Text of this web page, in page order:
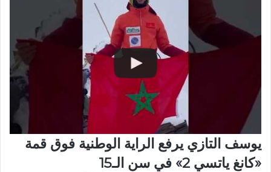
يوسف التازي يرفع الراية الوطنية فوق قمة
«كانغ ياتسي 2» في سن الـ15